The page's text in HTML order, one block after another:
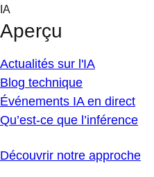
Skip
content
IA
Aperçu
Actualités sur l'IA
Blog technique
Événements IA en direct
Qu’est-ce que l’inférence
Découvrir notre approche